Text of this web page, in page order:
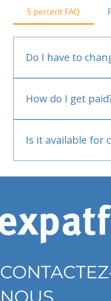
5 percent FAQ
Do I have to
How do I get
Is it available for